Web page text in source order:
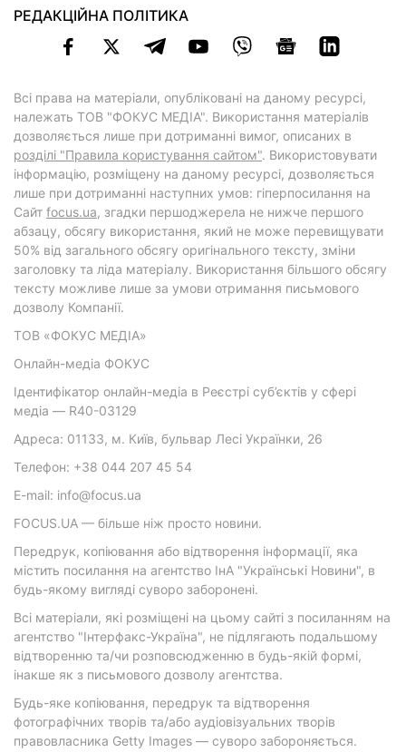
РЕДАКЦІЙНА ПОЛІТИКА
Всі права на матеріали, опубліковані на даному ресурсі,
належать ТОВ "ФОКУС МЕДІА". Використання матеріалів
дозволяється лише при дотриманні вимог, описаних в
розділі "Правила користування сайтом". Використовувати
інформацію, розміщену на даному ресурсі, дозволяється
лише при дотриманні наступних умов: гіперпосилання на
Cайт focus.ua, згадки першоджерела не нижче першого
абзацу, обсягу використання, який не може перевищувати
50% від загального обсягу оригінального тексту, зміни
заголовку та ліда матеріалу. Використання більшого обсягу
тексту можливе лише за умови отримання письмового
дозволу Компанії.
ТОВ «ФОКУС МЕДІА»
Онлайн-медіа ФОКУС
Ідентифікатор онлайн-медіа в Реєстрі суб’єктів у сфері
медіа — R40-03129
Адреса: 01133, м. Київ, бульвар Лесі Українки, 26
Телефон: +38 044 207 45 54
E-mail: info@focus.ua
FOCUS.UA — більше ніж просто новини.
Передрук, копіювання або відтворення інформації, яка
містить посилання на агентство ІнА "Українські Новини", в
будь-якому вигляді суворо заборонені.
Всі матеріали, які розміщені на цьому сайті з посиланням на
агентство "Інтерфакс-Україна", не підлягають подальшому
відтворенню та/чи розповсюдженню в будь-якій формі,
інакше як з письмового дозволу агентства.
Будь-яке копіювання, передрук та відтворення
фотографічних творів та/або аудіовізуальних творів
правовласника Getty Images — суворо забороняється.